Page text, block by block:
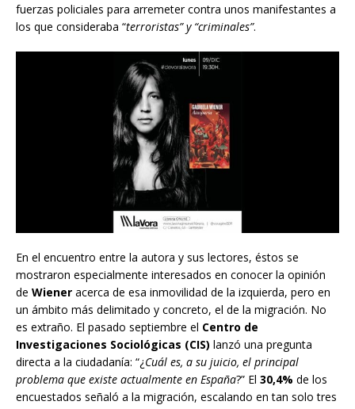
fuerzas policiales para arremeter contra unos manifestantes a
los que consideraba “terroristas” y “criminales”.
En el encuentro entre la autora y sus lectores, éstos se
mostraron especialmente interesados en conocer la opinión
de Wiener acerca de esa inmovilidad de la izquierda, pero en
un ámbito más delimitado y concreto, el de la migración. No
es extraño. El pasado septiembre el Centro de
Investigaciones Sociológicas (CIS) lanzó una pregunta
directa a la ciudadanía: “¿Cuál es, a su juicio, el principal
problema que existe actualmente en España?” El 30,4% de los
encuestados señaló a la migración, escalando en tan solo tres